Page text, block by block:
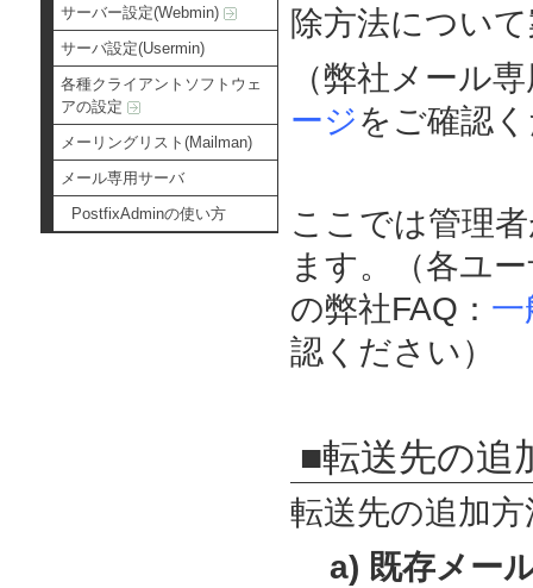
サーバー設定(Webmin)
サーバ設定(Usermin)
各種クライアントソフトウェ
アの設定
メーリングリスト(Mailman)
メール専用サーバ
PostfixAdminの使い方
除方法につい
（弊社メール
ージをご確認
ここでは管理
ます。（各ユ
の弊社FAQ：
認ください）
■転送先の追
転送先の追加
a) 既存メー